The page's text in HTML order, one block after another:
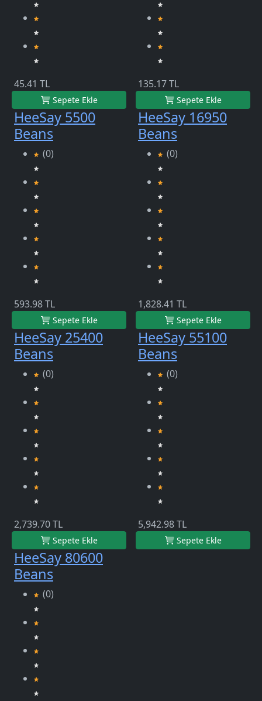
45.41 TL
Sepete Ekle
135.17 TL
Sepete Ekle
HeeSay 5500
Beans
(0)
593.98 TL
Sepete Ekle
HeeSay 16950
Beans
(0)
1,828.41 TL
Sepete Ekle
HeeSay 25400
Beans
(0)
2,739.70 TL
Sepete Ekle
HeeSay 55100
Beans
(0)
5,942.98 TL
Sepete Ekle
HeeSay 80600
Beans
(0)